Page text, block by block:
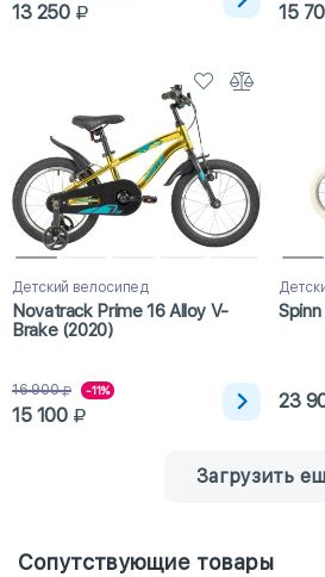
13 250 15
Детский велосипед
Novatrack Prime 16 Alloy V-
Brake (2020)
16 900 -11%
15 100
23
Загрузить
Сопутствующие товары